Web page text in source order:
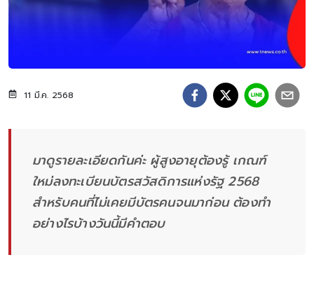
11 มี.ค. 2568
มาดูรายละเอียดกันค่ะ ผู้สูงอายุต้องรู้ เกณฑ์
ใหม่ลงทะเบียนบัตรสวัสดิการแห่งรัฐ 2568
สำหรับคนที่ไม่เคยมีบัตรคนจนมาก่อน ต้องทำ
อย่างไรบ้างวันนี้มีคำตอบ